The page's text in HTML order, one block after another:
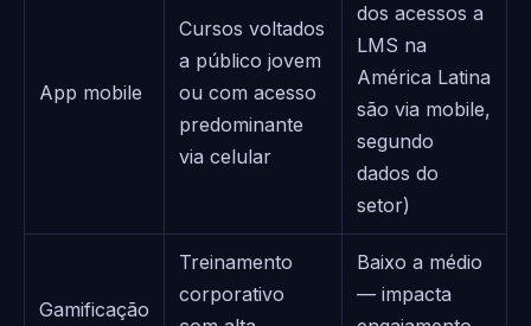
App mobile
Cursos voltados
a público jovem
ou com acesso
predominante
via celular
dos acessos a
LMS na
América Latina
são via mobile,
segundo
dados do
setor)
Gamificação
Treinamento
corporativo
Baixo a médio
— impacta